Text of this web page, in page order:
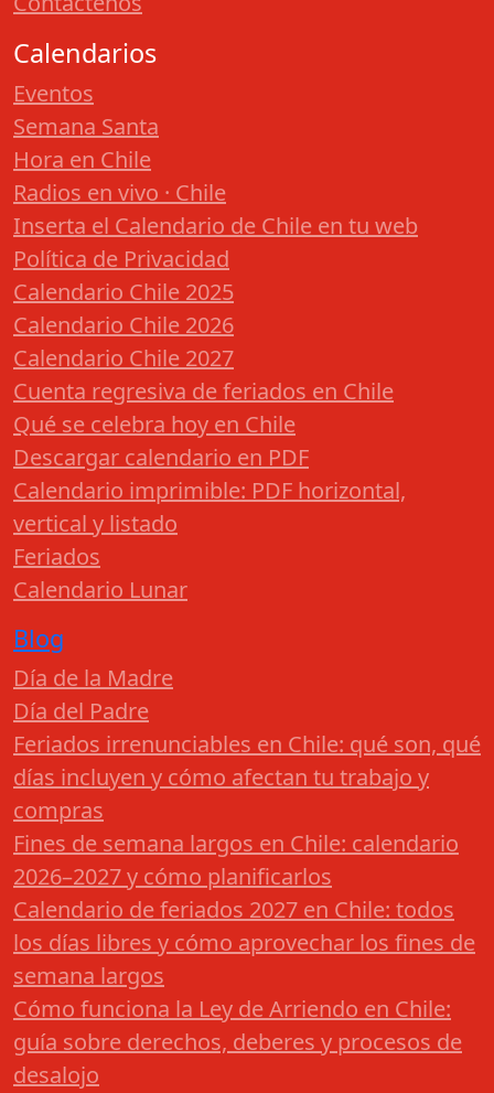
Calendarios
Eventos
Semana Santa
Hora en Chile
Radios en vivo · Chile
Inserta el Calendario de Chile en tu web
Política de Privacidad
Calendario Chile 2025
Calendario Chile 2026
Calendario Chile 2027
Cuenta regresiva de feriados en Chile
Qué se celebra hoy en Chile
Descargar calendario en PDF
Calendario imprimible: PDF horizontal,
vertical y listado
Feriados
Calendario Lunar
Blog
Día de la Madre
Día del Padre
Feriados irrenunciables en Chile: qué son, qué
días incluyen y cómo afectan tu trabajo y
compras
Fines de semana largos en Chile: calendario
2026–2027 y cómo planificarlos
Calendario de feriados 2027 en Chile: todos
los días libres y cómo aprovechar los fines de
semana largos
Cómo funciona la Ley de Arriendo en Chile:
guía sobre derechos, deberes y procesos de
desalojo